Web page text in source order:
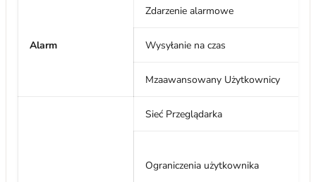
Alarm
Zdarzenie alarmowe
Wysyłanie na czas
Mzaawansowany Użytkownicy
Sieć Przeglądarka
Ograniczenia użytkownika